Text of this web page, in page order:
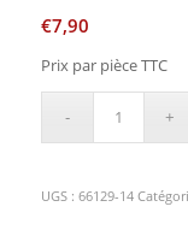
€7,90
Prix par pièce TTC
UGS : 66129-14